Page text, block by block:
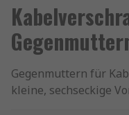
Gegenmuttern für
kleine, sechseckige